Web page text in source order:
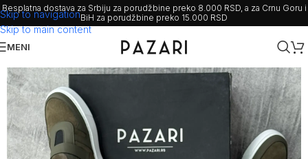
Skip to navigation
Skip to main content
Besplatna dostava za Srbiju za porudžbine preko 8.000 RSD, a za Crnu Goru i
BiH za porudžbine preko 15.000 RSD
MENI